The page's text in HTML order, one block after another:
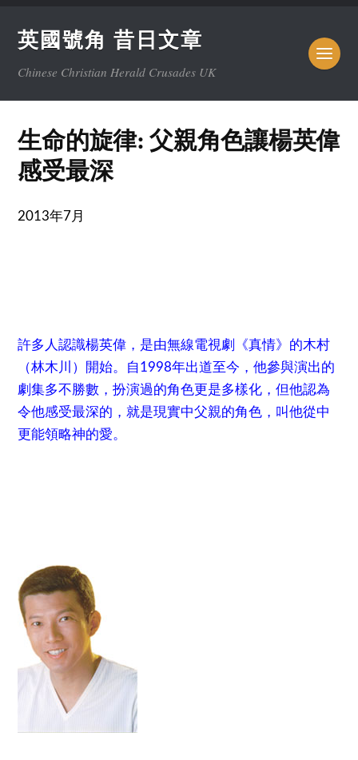
英國號角 昔日文章
Chinese Christian Herald Crusades UK
生命的旋律: 父親角色讓楊英偉
感受最深
2013年7月
許多人認識楊英偉，是由無線電視劇《真情》的木村
（林木川）開始。自1998年出道至今，他參與演出的
劇集多不勝數，扮演過的角色更是多樣化，但他認為
令他感受最深的，就是現實中父親的角色，叫他從中
更能領略神的愛。